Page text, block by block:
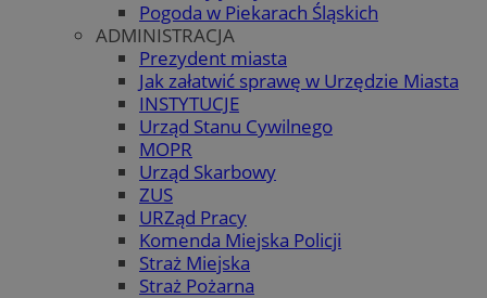
Pogoda w Piekarach Śląskich
ADMINISTRACJA
Prezydent miasta
Jak załatwić sprawę w Urzędzie Miasta
INSTYTUCJE
Urząd Stanu Cywilnego
MOPR
Urząd Skarbowy
ZUS
URZąd Pracy
Komenda Miejska Policji
Straż Miejska
Straż Pożarna